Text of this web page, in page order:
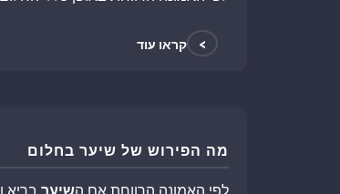
> קראו עוד
מה הפירוש של שיער בחלום